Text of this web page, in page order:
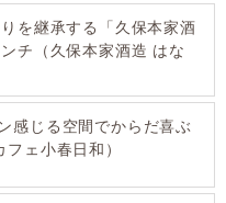
を継承する「久保本家酒
チ（久保本家酒造 はな
感じる空間でからだ喜ぶ
ェ小春日和）